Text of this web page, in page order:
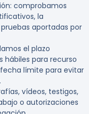
comprobamos
la
aportadas por
el plazo
hábiles para recurso
límite para evitar
vídeos, testigos,
o autorizaciones